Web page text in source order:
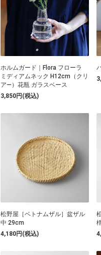
ホルムガード｜Flora フローラ
ミディアムネック H12cm（クリ
ア―）花瓶 ガラスベース
3,850円(税込)
松野屋［ベトナムザル］盆ザル
中 29cm
4,180円(税込)